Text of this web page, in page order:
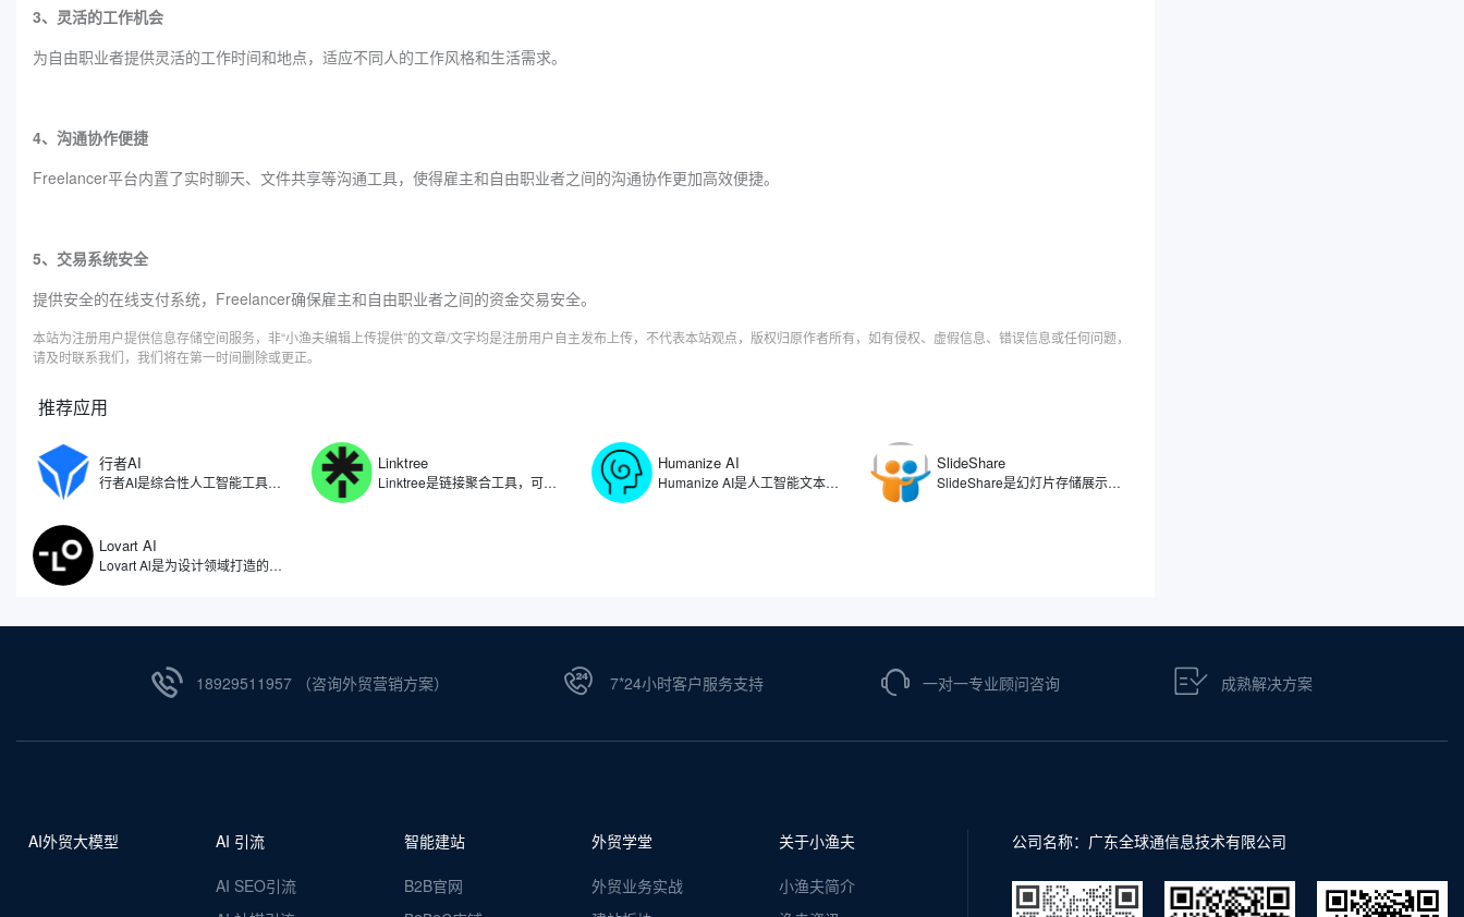
3、灵活的工作机会
为自由职业者提供灵活的工作时间和地点，适应不同人的工作风格和生活需求。
4、沟通协作便捷
Freelancer平台内置了实时聊天、文件共享等沟通工具，使得雇主和自由职业者之间的沟通协作更加高效便捷。
5、交易系统安全
提供安全的在线支付系统，Freelancer确保雇主和自由职业者之间的资金交易安全。
本站为注册用户提供信息存储空间服务，非“小渔夫编辑上传提供”的文章/文字均是注册用户自主发布上传，不代表本站观点，版权归原作者所有，如有侵权、虚假信息、错误信息或任何问题，
请及时联系我们，我们将在第一时间删除或更正。
推荐应用
行者AI
行者AI是综合性人工智能工具，专注于人工智能在游戏、文娱等领域的研究和应用场景拓展。利用自研算法开发了一系列AI产品与解决方案，包括了AI智能体、AI安全、AI美术、AI音乐等多项产品，行者AI能够让游戏行业乃至内容创作的从业者能够尽量节省生产的时间，把更多精力放在创意本身。
Linktree
Linktree是链接聚合工具，可以在用户的社交媒体个人资料中提供一个可点击链接列表，让用户将自己的个人资料、文章、产品、项目等链接整合在一个页面上，方便粉丝和客户一键访问。通过使用Linktree，可满足用户在多个社交平台统一管理分享内容的需求，简化了用户在不同社交媒体平台更新链接的复杂过程。
Humanize AI
Humanize AI是人工智能文本转换工具，可将人工智能生成的内容转化为自然流畅的人类写作，生成能够绕过各种AI检测工具的文本。Humanize AI通过算法重构文本结构、调整表达方式，有效消除AI生成的机械化痕迹，帮助用户规避内容检测系统的识别，确保文本在可读性和自然度上达到更高的标准。
SlideShare
SlideShare是幻灯片存储展示分享平台，专注于幻灯片分享，用户可上传、浏览、下载及分享各类幻灯片、文档、信息图表等内容，覆盖教育、商业、科技等领域。此外，SlideShare不仅支持多种文件格式，还提供社交功能，方便用户之间的学习交流和内容传播。
Lovart AI
Lovart Al是为设计领域打造的人工智能体，被誉为全球首个设计智能体。因此不仅仅是一个图像生成工具，更像是一位全天候的智能设计助手，能够理解用户需求，自动拆解设计任务，从创意构思到成品输出，实现全流程自动化。无论是设计师、品牌主还是内容创作者，都能通过自然语言与Lovart AI对话，获得视觉效果设计。
18929511957 （咨询外贸营销方案） 7*24小时客户服务支持 一对一专业顾问咨询 成熟解决方案
AI外贸大模型 AI 引流
AI SEO引流
智能建站
B2B官网
外贸学堂
外贸业务实战
关于小渔夫
小渔夫简介
公司名称：广东全球通信息技术有限公司